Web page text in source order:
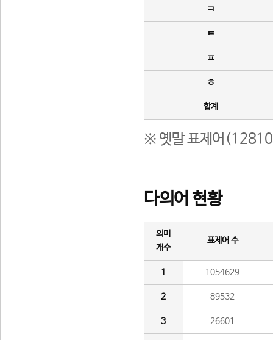
ㅋ
ㅌ
ㅍ
ㅎ
합계
※ 옛말 표제어(12810
다의어 현황
의미
개수
표제어 수
1 1054629
2 89532
3 26601